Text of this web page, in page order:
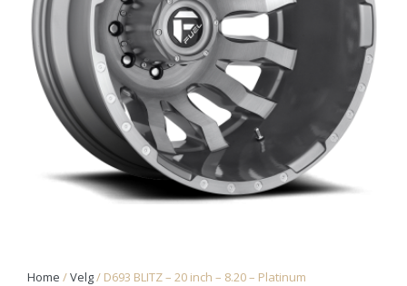
Home /Velg/ D693 BLITZ – 20 inch – 8.20 – Platinum